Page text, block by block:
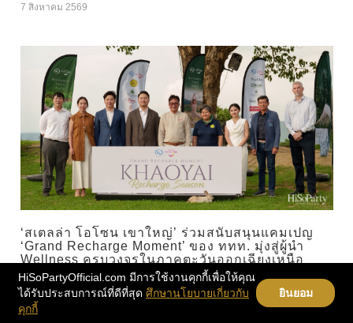
7 สิงหาคม 2569
‘สเตลล่า โอโซน เขาใหญ่’ ร่วมสนับสนุนแคมเปญ
‘Grand Recharge Moment’ ของ ททท. มุ่งสู่ผู้นำ
Wellness ครบวงจรในภาคตะวันออกเฉียงเหนือ
7 สิงหาคม 2569
HiSoPartyOfficial.com มีการใช้งานคุกกี้เพื่อให้คุณ
ได้รับประสบการณ์ที่ดีที่สุด ศึกษานโยบายเกี่ยวกับ
คุกกี้
ยินยอม